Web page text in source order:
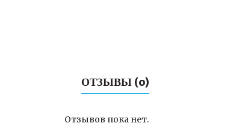
ОТЗЫВЫ (0)
Отзывов пока нет.